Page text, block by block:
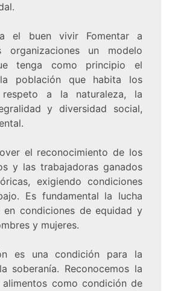
el buen vivir Fomentar a
un modelo
tenga como principio el
población que habita los
a la naturaleza, la
y diversidad social,
el reconocimiento de los
y las trabajadoras ganados
exigiendo condiciones
Es fundamental la lucha
condiciones de equidad y
y mujeres.
es una condición para la
soberanía. Reconocemos la
como condición de